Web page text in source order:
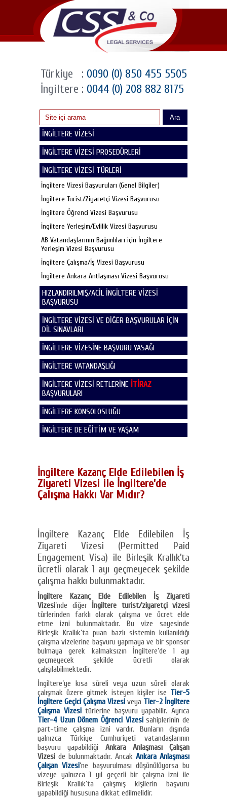
Türkiye : 0090 (0) 850 455 5505
İngiltere : 0044 (0) 208 882 8175
Ara
İNGİLTERE VİZESİ
İNGİLTERE VİZESİ PROSEDÜRLERİ
İNGİLTERE VİZESİ TÜRLERİ
İngiltere Vizesi Başvuruları (Genel Bilgiler)
İngiltere Turist/Ziyaretçi Vizesi Başvurusu
İngiltere Öğrenci Vizesi Başvurusu
İngiltere Yerleşim/Evlilik Vizesi Başvurusu
AB Vatandaşlarının Bağımlıları için İngiltere
Yerleşim Vizesi Başvurusu
İngiltere Çalışma/İş Vizesi Başvurusu
İngiltere Ankara Antlaşması Vizesi Başvurusu
HIZLANDIRILMIŞ/ACİL İNGİLTERE VİZESİ
BAŞVURUSU
İNGİLTERE VİZESİ VE DİĞER BAŞVURULAR İÇİN
DİL SINAVLARI
İNGİLTERE VİZESİNE BAŞVURU YASAĞI
İNGİLTERE VATANDAŞLIĞI
İNGİLTERE VİZESİ RETLERİNE İTİRAZ
BAŞVURULARI
İNGİLTERE KONSOLOSLUĞU
İNGİLTERE DE EĞİTİM VE YAŞAM
İngiltere Kazanç Elde Edilebilen İş
Ziyareti Vizesi ile İngiltere’de
Çalışma Hakkı Var Mıdır?
İngiltere Kazanç Elde Edilebilen İş
Ziyareti Vizesi (Permitted Paid
Engagement Visa) ile Birleşik Krallık’ta
ücretli olarak 1 ayı geçmeyecek şekilde
çalışma hakkı bulunmaktadır.
İngiltere Kazanç Elde Edilebilen İş Ziyareti
Vizesi’nde diğer
İngiltere turist/ziyaretçi vizesi
türlerinden farklı olarak çalışma ve ücret elde
etme izni bulunmaktadır. Bu vize sayesinde
Birleşik Krallık’ta puan bazlı sistemin kullanıldığı
çalışma vizelerine başvuru yapmaya ve bir sponsor
bulmaya gerek kalmaksızın İngiltere’de 1 ayı
geçmeyecek şekilde ücretli olarak
çalışılabilmektedir.
İngiltere’ye kısa süreli veya uzun süreli olarak
çalışmak üzere gitmek isteyen kişiler ise Tier-5
İngiltere Geçici Çalışma Vizesi veya Tier-2 İngiltere
Çalışma Vizesitürlerine başvuru yapabilir. Ayrıca
Tier-4 Uzun Dönem Öğrenci Vizesisahiplerinin de
part-time çalışma izni vardır. Bunların dışında
yalnızca Türkiye Cumhuriyeti vatandaşlarının
başvuru yapabildiği Ankara Anlaşması Çalışan
Vizesi de bulunmaktadır. Ancak Ankara Anlaşması
Çalışan Vizesi’ne başvurulması düşünülüyorsa bu
vizeye yalnızca 1 yıl geçerli bir çalışma izni ile
Birleşik Krallık’ta çalışmış kişilerin başvuru
yapabildiği hususuna dikkat edilmelidir.